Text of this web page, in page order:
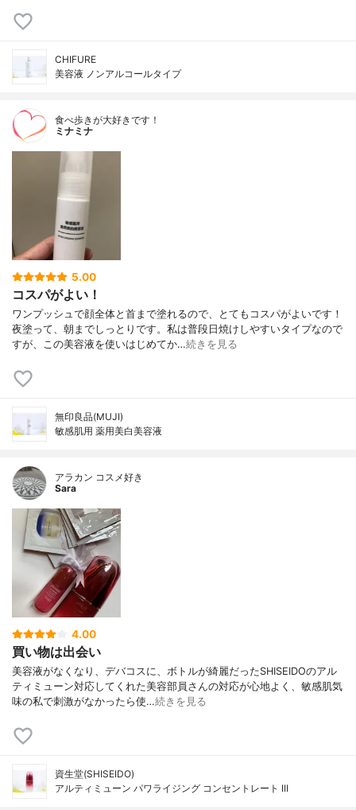
CHIFURE
美容液 ノンアルコールタイプ
食べ歩きが大好きです！
ミナミナ
5.00
コスパがよい！
ワンプッシュで顔全体と首まで塗れるので、とてもコスパがよいです！
夜塗って、朝までしっとりです。私は普段日焼けしやすいタイプなので
すが、この美容液を使いはじめてか…続きを見る
無印良品(MUJI)
敏感肌用 薬用美白美容液
アラカン コスメ好き
Sara
4.00
買い物は出会い
美容液がなくなり、デバコスに、ボトルが綺麗だったSHISEIDOのアル
ティミューン対応してくれた美容部員さんの対応が心地よく、敏感肌気
味の私で刺激がなかったら使…続きを見る
資生堂(SHISEIDO)
アルティミューン パワライジング コンセントレート III